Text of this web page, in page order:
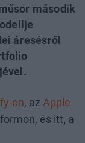
második
áresésről
on, az Apple
és itt, a